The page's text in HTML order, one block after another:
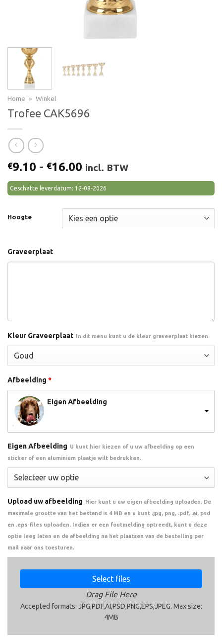
Home » Winkel
Trofee CAK5696
€9.10 - €16.00 Prijsklasse:
€9.10
tot
incl. BTW
Geschatte leverdatum: 12-08-2026
Hoogte
Graveerplaat
Kleur Graveerplaat In dit menu kunt u de kleur graveerplaat kiezen
Afbeelding *
Eigen Afbeelding
Eigen Afbeelding U kunt hier kiezen of u uw afbeelding op een
sticker of een aluminium plaatje wilt bedrukken.
Upload uw afbeelding Hier kunt u uw eigen afbeelding uploaden. De
maximale grootte van het bestand is 4 MB en u kunt .jpg, png, .pdf, .ai, psd
en .eps-files uploaden. Indien er een foutmelding optreedt, kunt u deze
optie leeg laten en de afbeelding na het plaatsen van de bestelling per
mail naar ons toesturen.
Select files
Drag File Here
Accepted formats: JPG,PDF,AI,PSD,PNG,EPS,JPEG. Max size:
4MB